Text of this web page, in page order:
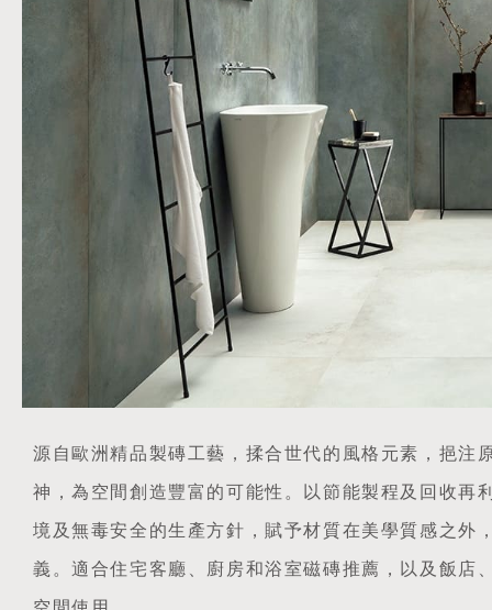
源自歐洲精品製磚工藝，揉合世代的風格元素，挹注
神，為空間創造豐富的可能性。以節能製程及回收再
境及無毒安全的生產方針，賦予材質在美學質感之外
義。適合住宅客廳、廚房和浴室磁磚推薦，以及飯店